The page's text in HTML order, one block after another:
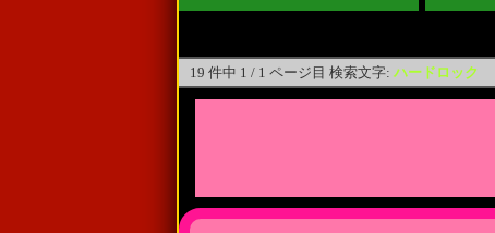
19 件中 1 / 1 ページ目 検索文字: ハードロック